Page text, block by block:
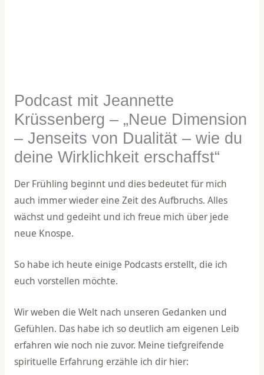
Podcast mit Jeannette
Krüssenberg – „Neue Dimension
– Jenseits von Dualität – wie du
deine Wirklichkeit erschaffst“
Der Frühling beginnt und dies bedeutet für mich
auch immer wieder eine Zeit des Aufbruchs. Alles
wächst und gedeiht und ich freue mich über jede
neue Knospe.
So habe ich heute einige Podcasts erstellt, die ich
euch vorstellen möchte.
Wir weben die Welt nach unseren Gedanken und
Gefühlen. Das habe ich so deutlich am eigenen Leib
erfahren wie noch nie zuvor. Meine tiefgreifende
spirituelle Erfahrung erzähle ich dir hier: